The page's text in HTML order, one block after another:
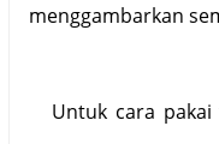
menggambarkan
Untuk cara